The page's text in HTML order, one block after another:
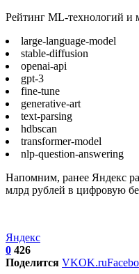
Рейтинг ML-технологий и
large-language-model
stable-diffusion
openai-api
gpt-3
fine-tune
generative-art
text-parsing
hdbscan
transformer-model
nlp-question-answering
Напомним, ранее Яндекс
млрд рублей в цифровую
Яндекс
0 426
Поделится VKOK.ru